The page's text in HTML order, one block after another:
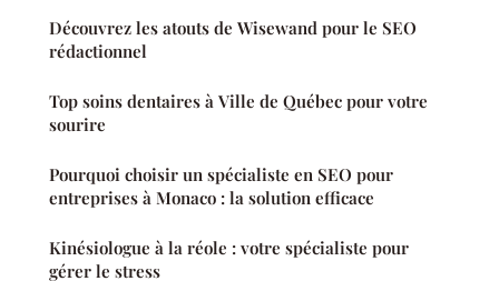
Découvrez les atouts de Wisewand pour le SEO
rédactionnel
Top soins dentaires à Ville de Québec pour votre
sourire
Pourquoi choisir un spécialiste en SEO pour
entreprises à Monaco : la solution efficace
Kinésiologue à la réole : votre spécialiste pour
gérer le stress